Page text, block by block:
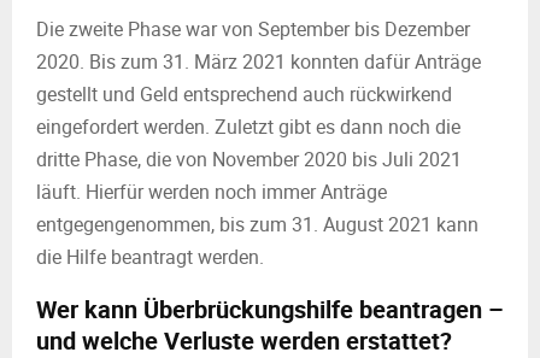
Die zweite Phase war von September bis Dezember
2020. Bis zum 31. März 2021 konnten dafür Anträge
gestellt und Geld entsprechend auch rückwirkend
eingefordert werden. Zuletzt gibt es dann noch die
dritte Phase, die von November 2020 bis Juli 2021
läuft. Hierfür werden noch immer Anträge
entgegengenommen, bis zum 31. August 2021 kann
die Hilfe beantragt werden.
Wer kann Überbrückungshilfe beantragen –
und welche Verluste werden erstattet?